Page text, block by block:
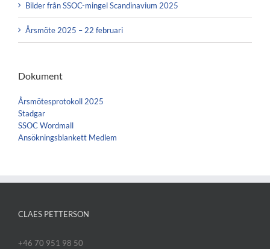
Bilder från SSOC-mingel Scandinavium 2025
Årsmöte 2025 – 22 februari
Dokument
Årsmötesprotokoll 2025
Stadgar
SSOC Wordmall
Ansökningsblankett Medlem
CLAES PETTERSON
+46 70 951 98 50